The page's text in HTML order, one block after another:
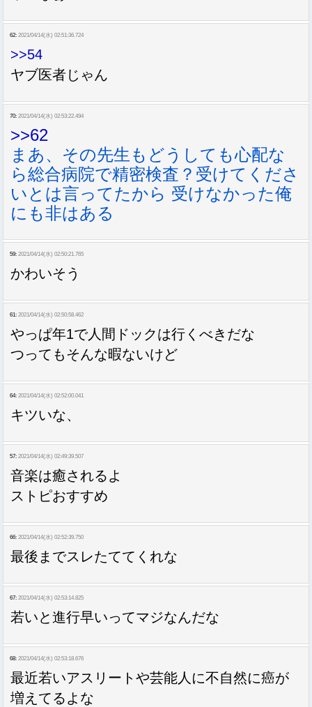
62: 2021/04/14(水) 02:51:36.724
>>54
ヤブ医者じゃん
70: 2021/04/14(水) 02:53:22.494
>>62
まあ、その先生もどうしても心配な
ら総合病院で精密検査？受けてくださ
いとは言ってたから 受けなかった俺
にも非はある
59: 2021/04/14(水) 02:50:21.765
かわいそう
61: 2021/04/14(水) 02:50:58.462
やっぱ年1で人間ドックは行くべきだな
つってもそんな暇ないけど
64: 2021/04/14(水) 02:52:00.041
キツいな、
57: 2021/04/14(水) 02:49:39.507
音楽は癒されるよ
ストピおすすめ
66: 2021/04/14(水) 02:52:39.750
最後までスレたててくれな
67: 2021/04/14(水) 02:53:14.825
若いと進行早いってマジなんだな
68: 2021/04/14(水) 02:53:18.676
最近若いアスリートや芸能人に不自然に癌が
増えてるよな